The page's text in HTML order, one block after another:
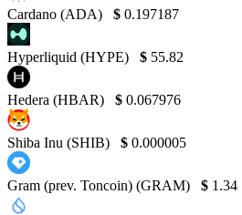
Cardano (ADA) $ 0.197187
Hyperliquid (HYPE) $ 55.82
Hedera (HBAR) $ 0.067976
Shiba Inu (SHIB) $ 0.000005
Gram (prev. Toncoin) (GRAM) $ 1.34